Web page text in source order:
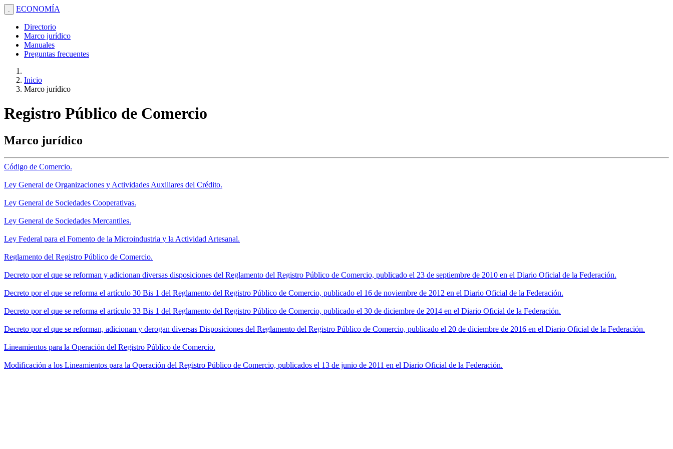
. ECONOMÍA
Directorio
Marco jurídico
Manuales
Preguntas frecuentes
Inicio
Marco jurídico
Registro Público de Comercio
Marco jurídico
Código de Comercio.
Ley General de Organizaciones y Actividades Auxiliares del Crédito.
Ley General de Sociedades Cooperativas.
Ley General de Sociedades Mercantiles.
Ley Federal para el Fomento de la Microindustria y la Actividad Artesanal.
Reglamento del Registro Público de Comercio.
Decreto por el que se reforman y adicionan diversas disposiciones del Reglamento del Registro Público de Comercio, publicado el 23 de septiembre de 2010 en el Diario Oficial de la Federación.
Decreto por el que se reforma el artículo 30 Bis 1 del Reglamento del Registro Público de Comercio, publicado el 16 de noviembre de 2012 en el Diario Oficial de la Federación.
Decreto por el que se reforma el artículo 33 Bis 1 del Reglamento del Registro Público de Comercio, publicado el 30 de diciembre de 2014 en el Diario Oficial de la Federación.
Decreto por el que se reforman, adicionan y derogan diversas Disposiciones del Reglamento del Registro Público de Comercio, publicado el 20 de diciembre de 2016 en el Diario Oficial de la Federación.
Lineamientos para la Operación del Registro Público de Comercio.
Modificación a los Lineamientos para la Operación del Registro Público de Comercio, publicados el 13 de junio de 2011 en el Diario Oficial de la Federación.